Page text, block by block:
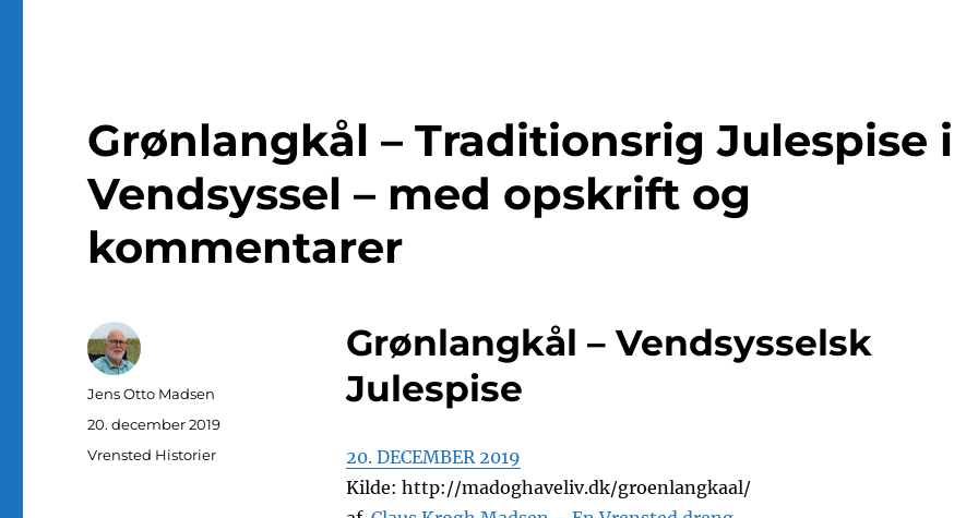
Grønlangkål – Traditionsrig Julespise i
Vendsyssel – med opskrift og
kommentarer
Grønlangkål – Vendsysselsk
Julespise
20. DECEMBER 2019
Kilde: http://madoghaveliv.dk/groenlangkaal/
Forfatter
Jens Otto Madsen
Udgivet
20. december 2019
Kategorier
Vrensted Historier